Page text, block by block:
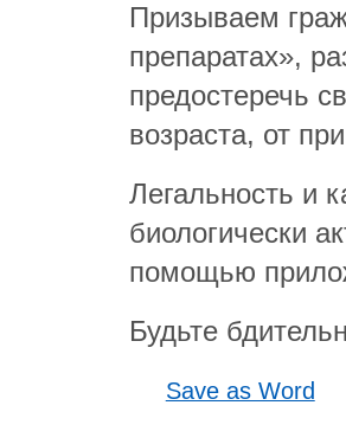
Призываем
препаратах»,
предостеречь
возраста, от
Легальность и
биологически
помощью
Будьте
Save as Word